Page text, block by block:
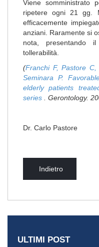
Viene somministrato
ripetere ogni 21 gg.
efficacemente
anziani. Raramente si
nota, presentando
tollerabilità.
(Franchi F, Pastore C,
Seminara P.
elderly patients
series . Gerontology.
Dr. Carlo Pastore
Indietro
ULTIMI POST